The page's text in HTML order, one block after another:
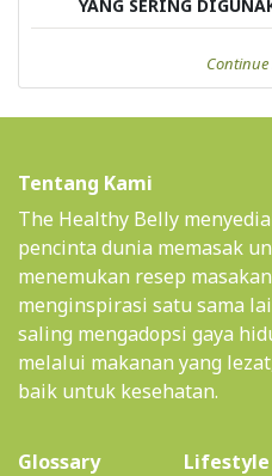
YANG SERING
Continue
Tentang Kami
The Healthy Belly
pencinta dunia memasak
menemukan resep
menginspirasi satu sama
saling mengadopsi gaya
melalui makanan yang
baik untuk kesehatan.
Glossary Lifestyle